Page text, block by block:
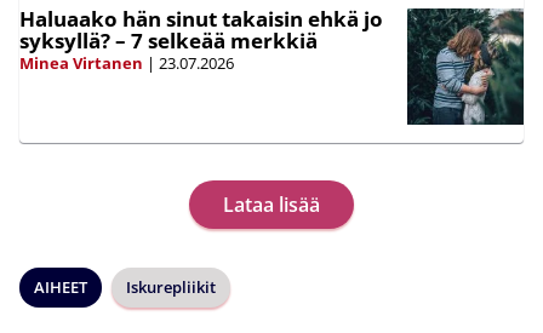
Haluaako hän sinut takaisin ehkä jo
syksyllä? – 7 selkeää merkkiä
Minea Virtanen | 23.07.2026
Lataa lisää
AIHEET Iskurepliikit